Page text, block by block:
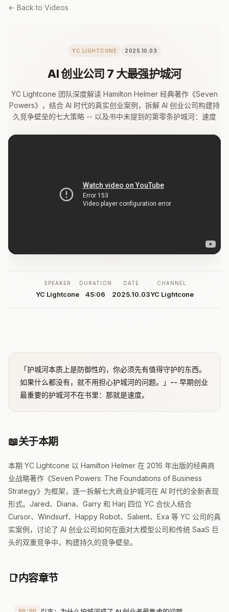
← Back to Videos
YC LIGHTCONE 2025.10.03
AI 创业公司 7 大最强护城河
YC Lightcone 团队深度解读 Hamilton Helmer 经典著作《Seven
Powers》，结合 AI 时代的真实创业案例，拆解 AI 创业公司构建持
久竞争壁垒的七大策略 -- 以及书中未提到的第零条护城河：速度
SPEAKER
YC Lightcone
DURATION
45:06
DATE
2025.10.03
CHANNEL
YC Lightcone
「护城河本质上是防御性的，你必须先有值得守护的东西。
如果什么都没有，就不用担心护城河的问题。」-- 早期创业
最重要的护城河不在书里：那就是速度。
📖关于本期
本期 YC Lightcone 以 Hamilton Helmer 在 2016 年出版的经典商
业战略著作《Seven Powers: The Foundations of Business
Strategy》为框架，逐一拆解七大商业护城河在 AI 时代的全新表现
形式。Jared、Diana、Garry 和 Harj 四位 YC 合伙人结合
Cursor、Windsurf、Happy Robot、Salient、Exa 等 YC 公司的真
实案例，讨论了 AI 创业公司如何在面对大模型公司和传统 SaaS 巨
头的双重竞争中，构建持久的竞争壁垒。
📑内容章节